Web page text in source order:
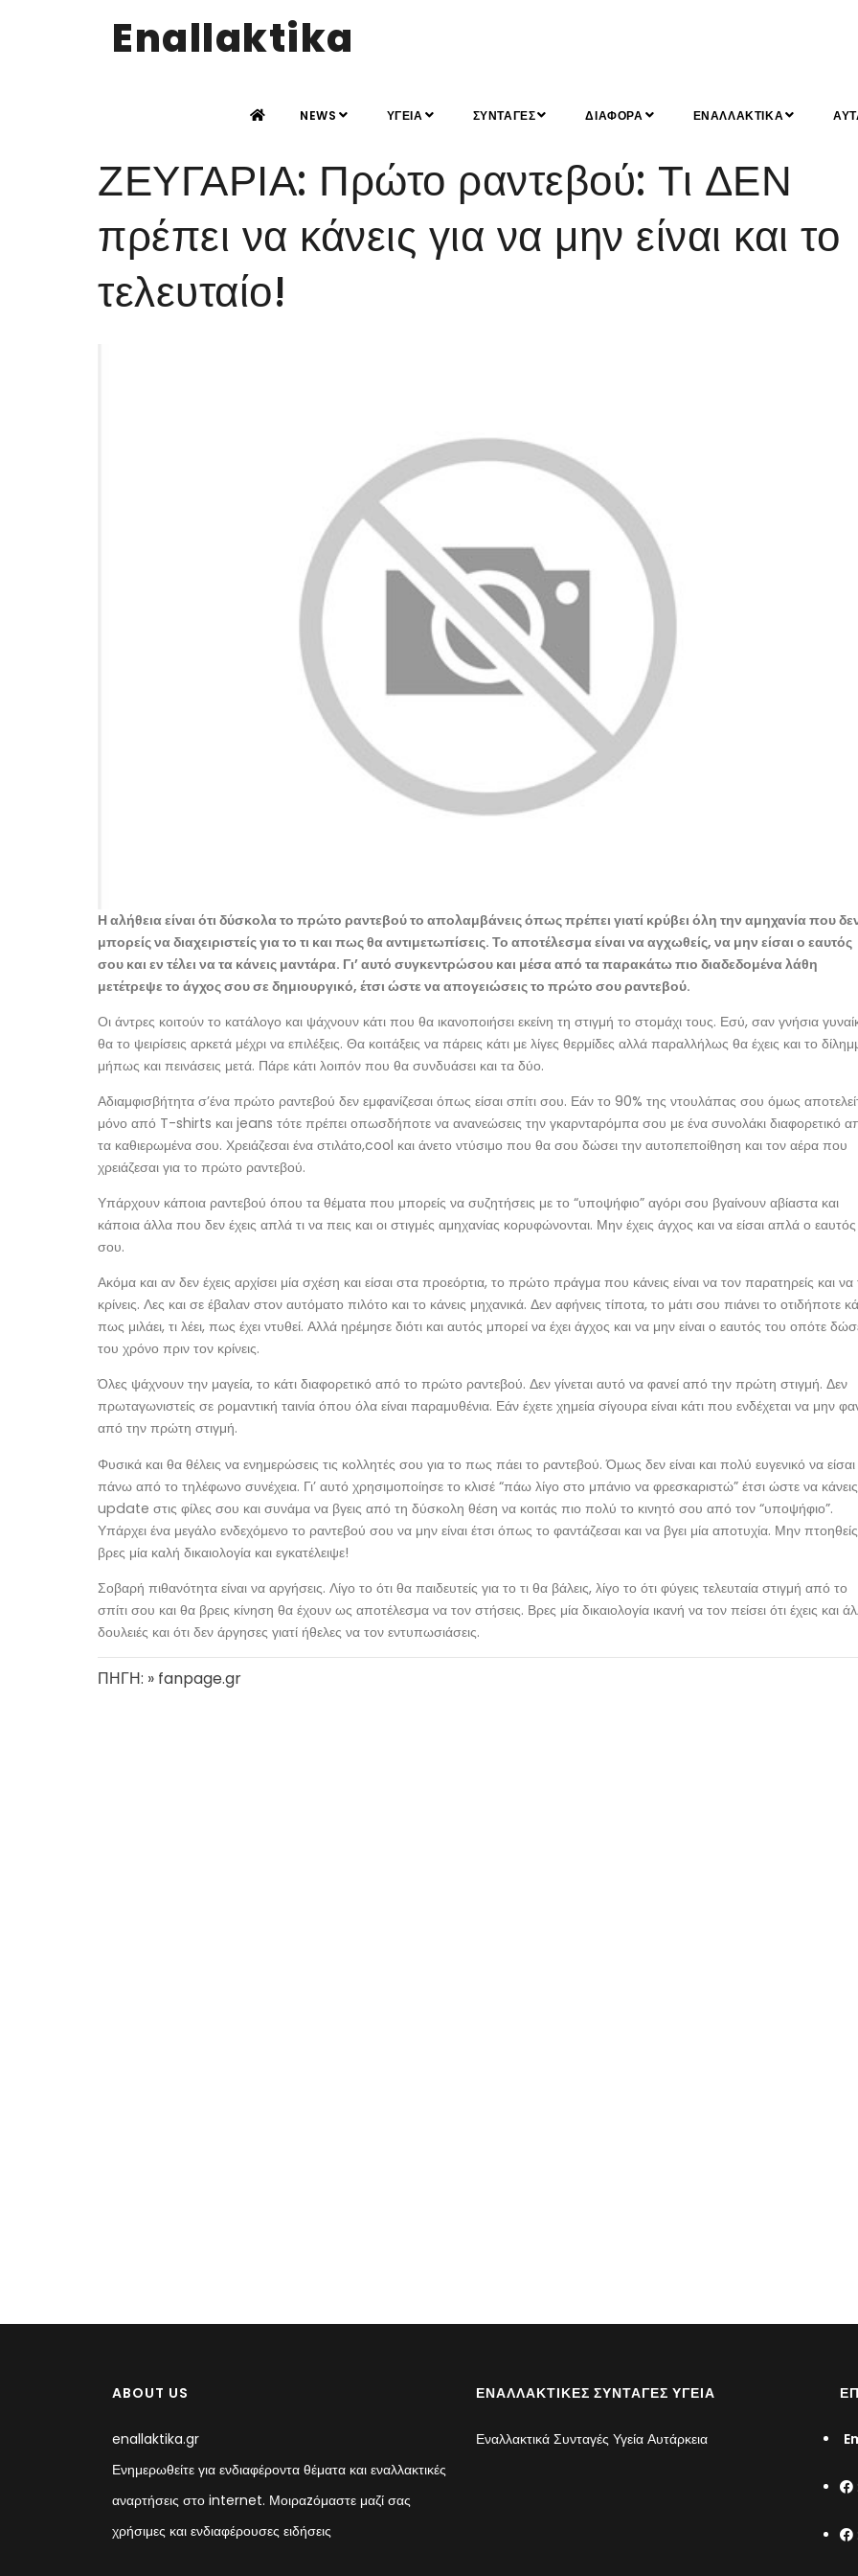
Enallaktika
NEWS ΥΓΕΙΑ ΣΥΝΤΑΓΕΣ ΔΙΑΦΟΡΑ ΕΝΑΛΛΑΚΤΙΚΑ
ΖΕΥΓΑΡΙΑ: Πρώτο ραντεβού: Τι ΔΕΝ
πρέπει να κάνεις για να μην είναι και το
τελευταίο!
Η αλήθεια είναι ότι δύσκολα το πρώτο ραντεβού το απολαμβάνεις όπως πρέπει γιατί κρύβει όλη την αμηχανία που
μπορείς να διαχειριστείς για το τι και πως θα αντιμετωπίσεις. Το αποτέλεσμα είναι να αγχωθείς, να μην είσαι ο εαυτός
σου και εν τέλει να τα κάνεις μαντάρα. Γι’ αυτό συγκεντρώσου και μέσα από τα παρακάτω πιο διαδεδομένα λάθη
μετέτρεψε το άγχος σου σε δημιουργικό, έτσι ώστε να απογειώσεις το πρώτο σου ραντεβού.
Οι άντρες κοιτούν το κατάλογο και ψάχνουν κάτι που θα ικανοποιήσει εκείνη τη στιγμή το στομάχι τους. Εσύ, σαν γνήσια
θα το ψειρίσεις αρκετά μέχρι να επιλέξεις. Θα κοιτάξεις να πάρεις κάτι με λίγες θερμίδες αλλά παραλλήλως θα έχεις και το
μήπως και πεινάσεις μετά. Πάρε κάτι λοιπόν που θα συνδυάσει και τα δύο.
Αδιαμφισβήτητα σ’ένα πρώτο ραντεβού δεν εμφανίζεσαι όπως είσαι σπίτι σου. Εάν το 90% της ντουλάπας σου όμως
μόνο από T-shirts και jeans τότε πρέπει οπωσδήποτε να ανανεώσεις την γκαρνταρόμπα σου με ένα συνολάκι διαφορετικό
τα καθιερωμένα σου. Χρειάζεσαι ένα στιλάτο,cool και άνετο ντύσιμο που θα σου δώσει την αυτοπεποίθηση και τον αέρα που
χρειάζεσαι για το πρώτο ραντεβού.
Υπάρχουν κάποια ραντεβού όπου τα θέματα που μπορείς να συζητήσεις με το “υποψήφιο” αγόρι σου βγαίνουν αβίαστα και
κάποια άλλα που δεν έχεις απλά τι να πεις και οι στιγμές αμηχανίας κορυφώνονται. Μην έχεις άγχος και να είσαι απλά ο εαυτός
σου.
Ακόμα και αν δεν έχεις αρχίσει μία σχέση και είσαι στα προεόρτια, το πρώτο πράγμα που κάνεις είναι να τον παρατηρείς και να
κρίνεις. Λες και σε έβαλαν στον αυτόματο πιλότο και το κάνεις μηχανικά. Δεν αφήνεις τίποτα, το μάτι σου πιάνει το οτιδήποτε
πως μιλάει, τι λέει, πως έχει ντυθεί. Αλλά ηρέμησε διότι και αυτός μπορεί να έχει άγχος και να μην είναι ο εαυτός του οπότε
του χρόνο πριν τον κρίνεις.
Όλες ψάχνουν την μαγεία, το κάτι διαφορετικό από το πρώτο ραντεβού. Δεν γίνεται αυτό να φανεί από την πρώτη στιγμή. Δεν
πρωταγωνιστείς σε ρομαντική ταινία όπου όλα είναι παραμυθένια. Εάν έχετε χημεία σίγουρα είναι κάτι που ενδέχεται να μην
από την πρώτη στιγμή.
Φυσικά και θα θέλεις να ενημερώσεις τις κολλητές σου για το πως πάει το ραντεβού. Όμως δεν είναι και πολύ ευγενικό να είσαι
πάνω από το τηλέφωνο συνέχεια. Γι’ αυτό χρησιμοποίησε το κλισέ “πάω λίγο στο μπάνιο να φρεσκαριστώ” έτσι ώστε να κάνεις
update στις φίλες σου και συνάμα να βγεις από τη δύσκολη θέση να κοιτάς πιο πολύ το κινητό σου από τον “υποψήφιο”.
Υπάρχει ένα μεγάλο ενδεχόμενο το ραντεβού σου να μην είναι έτσι όπως το φαντάζεσαι και να βγει μία αποτυχία. Μην
βρες μία καλή δικαιολογία και εγκατέλειψε!
Σοβαρή πιθανότητα είναι να αργήσεις. Λίγο το ότι θα παιδευτείς για το τι θα βάλεις, λίγο το ότι φύγεις τελευταία στιγμή από το
σπίτι σου και θα βρεις κίνηση θα έχουν ως αποτέλεσμα να τον στήσεις. Βρες μία δικαιολογία ικανή να τον πείσει ότι έχεις και
δουλειές και ότι δεν άργησες γιατί ήθελες να τον εντυπωσιάσεις.
ΠΗΓΗ: » fanpage.gr
ABOUT US
enallaktika.gr
Ενημερωθείτε για ενδιαφέροντα θέματα και εναλλακτικές
αναρτήσεις στο internet. Μοιραzόμαστε μαζί σας
χρήσιμες και ενδιαφέρουσες ειδήσεις
ΕΝΑΛΛΑΚΤΙΚΈΣ ΣΥΝΤΑΓΈΣ ΥΓΕΊΑ
Εναλλακτικά Συνταγές Υγεία Αυτάρκεια
:
: